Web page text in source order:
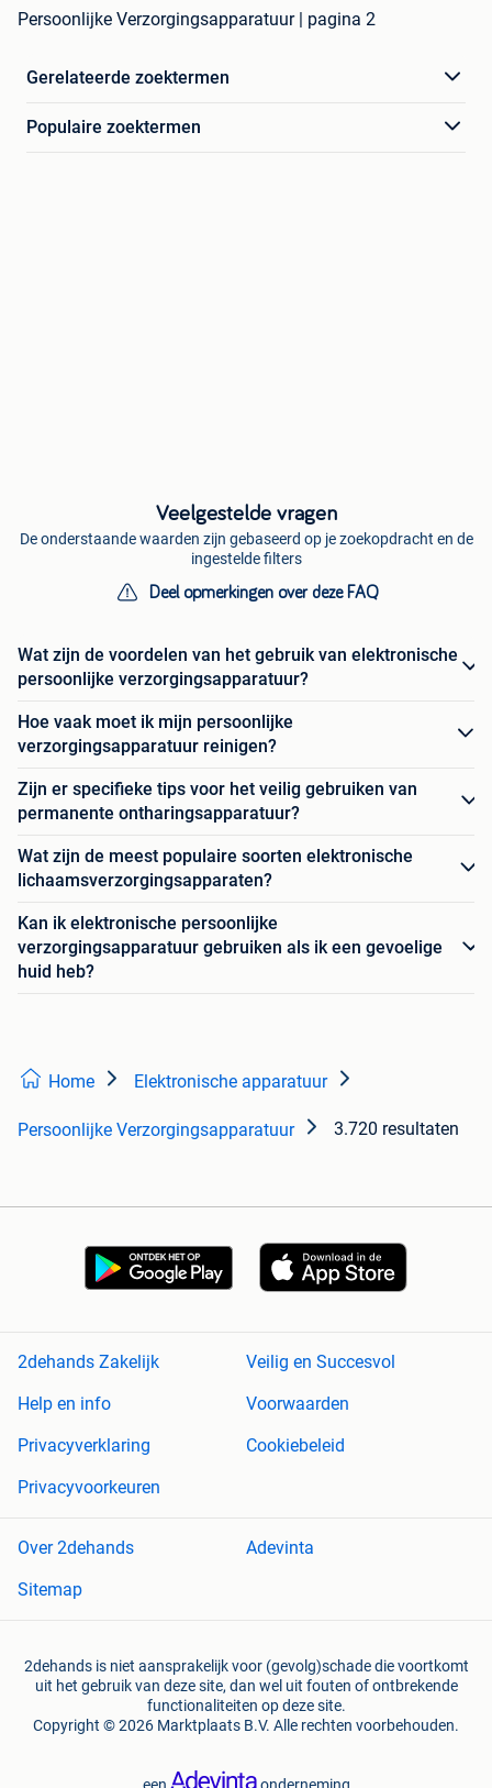
Persoonlijke Verzorgingsapparatuur | pagina 2
Gerelateerde zoektermen
Populaire zoektermen
Veelgestelde vragen
De onderstaande waarden zijn gebaseerd op je zoekopdracht en de
ingestelde filters
Deel opmerkingen over deze FAQ
Wat zijn de voordelen van het gebruik van elektronische
persoonlijke verzorgingsapparatuur?
Hoe vaak moet ik mijn persoonlijke
verzorgingsapparatuur reinigen?
Zijn er specifieke tips voor het veilig gebruiken van
permanente ontharingsapparatuur?
Wat zijn de meest populaire soorten elektronische
lichaamsverzorgingsapparaten?
Kan ik elektronische persoonlijke
verzorgingsapparatuur gebruiken als ik een gevoelige
huid heb?
Home Elektronische apparatuur
Persoonlijke Verzorgingsapparatuur 3.720 resultaten
2dehands Zakelijk
Veilig en Succesvol
Help en info
Voorwaarden
Privacyverklaring
Cookiebeleid
Privacyvoorkeuren
Over 2dehands
Adevinta
Sitemap
2dehands is niet aansprakelijk voor (gevolg)schade die voortkomt
uit het gebruik van deze site, dan wel uit fouten of ontbrekende
functionaliteiten op deze site.
Copyright © 2026 Marktplaats B.V. Alle rechten voorbehouden.